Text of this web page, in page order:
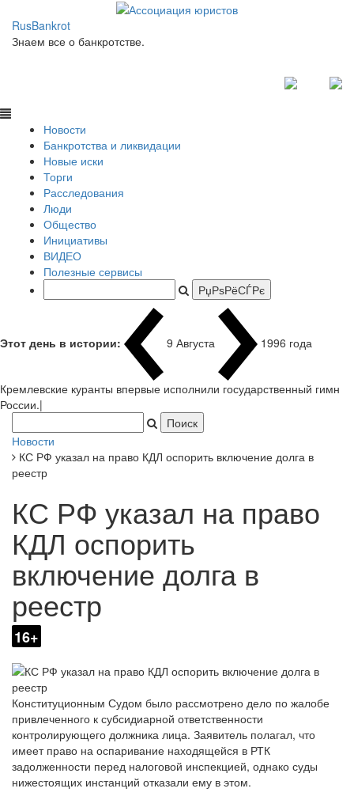
RusBankrot
Знаем все о банкротстве.
Новости
Банкротства и ликвидации
Новые иски
Торги
Расследования
Люди
Общество
Инициативы
ВИДЕО
Полезные сервисы
Этот день в истории: 9 Августа 1996 года
Кремлевские куранты впервые исполнили государственный гимн
России.|
Новости
КС РФ указал на право КДЛ оспорить включение долга в
реестр
КС РФ указал на право
КДЛ оспорить
включение долга в
реестр
16+
Конституционным Судом было рассмотрено дело по жалобе
привлеченного к субсидиарной ответственности
контролирующего должника лица. Заявитель полагал, что
имеет право на оспаривание находящейся в РТК
задолженности перед налоговой инспекцией, однако суды
нижестоящих инстанций отказали ему в этом.